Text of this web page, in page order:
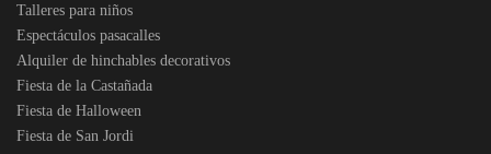
Talleres para niños
Espectáculos pasacalles
Alquiler de hinchables decorativos
Fiesta de la Castañada
Fiesta de Halloween
Fiesta de San Jordi